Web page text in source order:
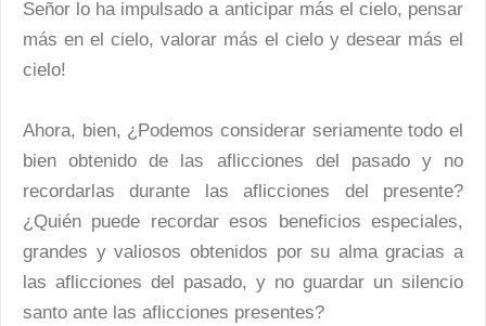
Señor lo ha impulsado a anticipar más el cielo, pensar
más en el cielo, valorar más el cielo y desear más el
cielo!
Ahora, bien, ¿Podemos considerar seriamente todo el
bien obtenido de las aflicciones del pasado y no
recordarlas durante las aflicciones del presente?
¿Quién puede recordar esos beneficios especiales,
grandes y valiosos obtenidos por su alma gracias a
las aflicciones del pasado, y no guardar un silencio
santo ante las aflicciones presentes?